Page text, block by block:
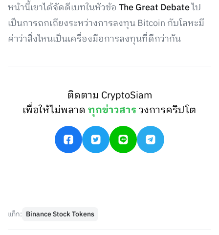
หน้านี้เขาได้จัดดีเบทในหัวข้อ The Great Debateไป
เป็นการถกเถียงระหว่างการลงทุน Bitcoin กับโลหะมี
ค่าว่าสิ่งไหนเป็นเครื่องมือการลงทุนที่ดีกว่ากัน
ติดตาม CryptoSiam
เพื่อให้ไม่พลาดทุกข่าวสารวงการคริปโต
แท็ก: Binance Stock Tokens